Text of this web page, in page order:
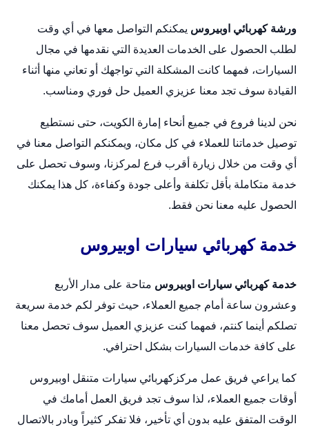
ورشة كهربائي اوبيروس يمكنكم التواصل معها في أي وقت
لطلب الحصول على الخدمات العديدة التي نقدمها في مجال
السيارات، فمهما كانت المشكلة التي تواجهك أو تعاني منها أثناء
القيادة سوف تجد معنا عزيزي العميل حل فوري ومناسب.
نحن لدينا فروع في جميع أنحاء إمارة الكويت، حتى نستطيع
توصيل خدماتنا للعملاء في كل مكان، ويمكنكم التواصل معنا في
أي وقت من خلال زيارة أقرب فرع لمركزنا، وسوف تحصل على
خدمة متكاملة بأقل تكلفة وأعلى جودة وكفاءة، كل هذا يمكنك
الحصول عليه معنا نحن فقط.
خدمة كهربائي سيارات اوبيروس
خدمة كهربائي سيارات اوبيروس متاحة على مدار الأربع
وعشرون ساعة أمام جميع العملاء، حيث توفر لكم خدمة سريعة
تصلكم أينما كنتم، فمهما كنت عزيزي العميل سوف تحصل معنا
على كافة خدمات السيارات بشكل احترافي.
كما يراعي فريق عمل مركز كهربائي سيارات متنقل اوبيروس
أوقات جميع العملاء، لذا سوف تجد فريق العمل أمامك في
الوقت المتفق عليه بدون أي تأخير، فلا تفكر كثيراً وبادر بالاتصال